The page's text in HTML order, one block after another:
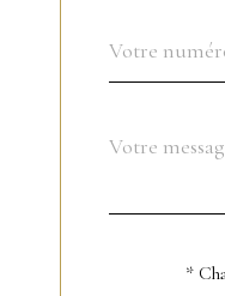
*
défaut
Message
*